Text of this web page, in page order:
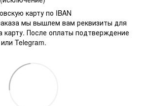
карту по IBAN
мы вышлем вам реквизиты для
карту. После оплаты подтверждение
Telegram.